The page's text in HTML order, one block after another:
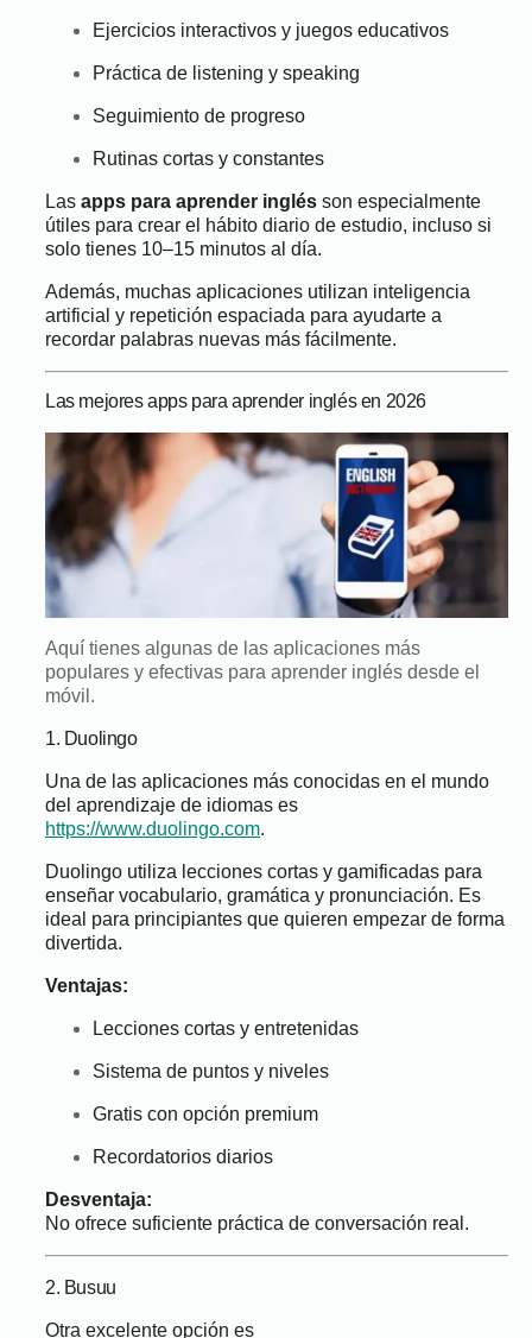
Ejercicios interactivos y juegos educativos
Práctica de listening y speaking
Seguimiento de progreso
Rutinas cortas y constantes
Las apps para aprender inglés son especialmente
útiles para crear el hábito diario de estudio, incluso si
solo tienes 10–15 minutos al día.
Además, muchas aplicaciones utilizan inteligencia
artificial y repetición espaciada para ayudarte a
recordar palabras nuevas más fácilmente.
Las mejores apps para aprender inglés en 2026
Aquí tienes algunas de las aplicaciones más
populares y efectivas para aprender inglés desde el
móvil.
1. Duolingo
Una de las aplicaciones más conocidas en el mundo
del aprendizaje de idiomas es
https://www.duolingo.com.
Duolingo utiliza lecciones cortas y gamificadas para
enseñar vocabulario, gramática y pronunciación. Es
ideal para principiantes que quieren empezar de forma
divertida.
Ventajas:
Lecciones cortas y entretenidas
Sistema de puntos y niveles
Gratis con opción premium
Recordatorios diarios
Desventaja:
No ofrece suficiente práctica de conversación real.
2. Busuu
Otra excelente opción es